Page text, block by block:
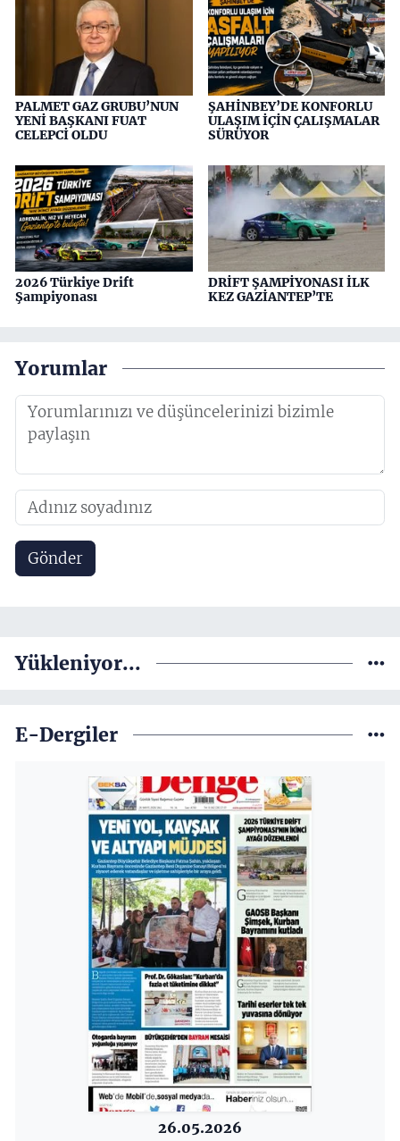
PALMET GAZ GRUBU’NUN
YENİ BAŞKANI FUAT
CELEPCİ OLDU
ŞAHİNBEY’DE KONFORLU
ULAŞIM İÇİN ÇALIŞMALAR
SÜRÜYOR
2026 Türkiye Drift
Şampiyonası
DRİFT ŞAMPİYONASI İLK
KEZ GAZİANTEP’TE
Yorumlar
Gönder
Yükleniyor...
E-Dergiler
26.05.2026